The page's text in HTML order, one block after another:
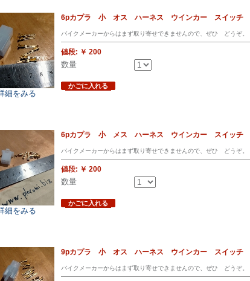
細をみる
6pカプラ 小 オス ハーネス ウインカー スイッチ
バイクメーカーからはまず取り寄せできませんので、ぜひ どうぞ。
値段: ￥ 200
数量
かごに入れる
細をみる
6pカプラ 小 メス ハーネス ウインカー スイッチ
バイクメーカーからはまず取り寄せできませんので、ぜひ どうぞ。
値段: ￥ 200
数量
かごに入れる
9pカプラ 小 オス ハーネス ウインカー スイッチ
バイクメーカーからはまず取り寄せできませんので、ぜひ どうぞ。